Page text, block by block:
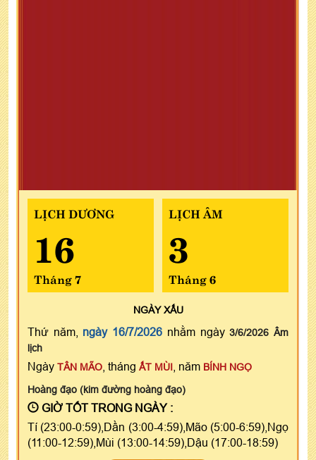
LỊCH DƯƠNG
16
Tháng 7
LỊCH ÂM
3
Tháng 6
NGÀYXẤU
Thứ năm, ngày 16/7/2026 nhằm ngày3/6/2026 Âm
lịch
Ngày TÂN MÃO , tháng ẤT MÙI , năm BÍNH NGỌ
Hoàng đạo (kim đường hoàng đạo)
GIỜ TỐT TRONG NGÀY :
Tí (23:00-0:59),Dần (3:00-4:59),Mão (5:00-6:59),Ngọ
(11:00-12:59),Mùi (13:00-14:59),Dậu (17:00-18:59)